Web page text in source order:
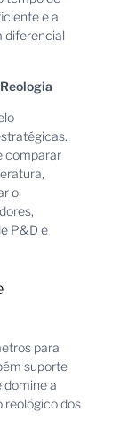
e a
diferencial
comparar
o
P&D e
para
suporte
domine a
reológico dos